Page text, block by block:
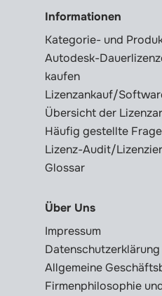
Informationen
Kategorie- und
Autodesk-
kaufen
Lizenzankauf/
Übersicht der
Häufig gestellte
Lizenz-Audit/
Glossar
Über Uns
Impressum
Datenschutzerklärung
Allgemeine
Firmenphilosophie